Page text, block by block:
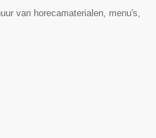
van horecamaterialen, menu's,